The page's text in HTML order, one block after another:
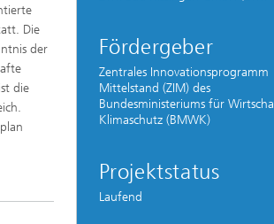
Die
der
die
Fördergeber
Zentrales Innovationsprogramm
Mittelstand (ZIM) des
Bundesministeriums für
Klimaschutz (BMWK)
Projektstatus
Laufend